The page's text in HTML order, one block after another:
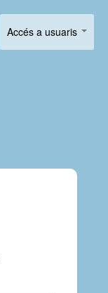
Accés a usuaris